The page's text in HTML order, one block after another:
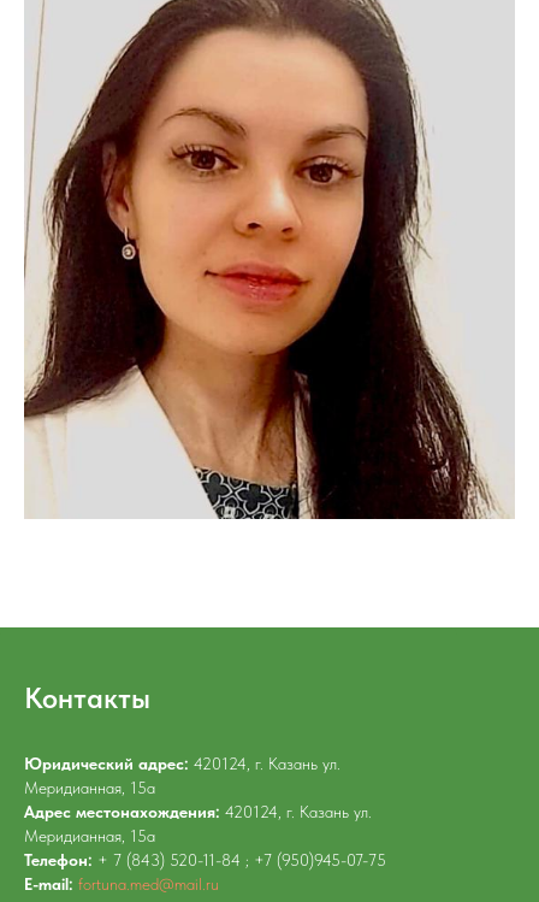
Контакты
Юридический адрес: 420124, г. Казань ул.
Меридианная, 15а
Адрес местонахождения: 420124, г. Казань ул.
Меридианная, 15а
Телефон: + 7 (843) 520-11-84 ; +7 (950)945-07-75
E-mail: fortuna.med@mail.ru